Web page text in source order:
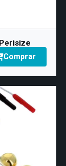
Comprar